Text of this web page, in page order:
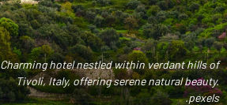
Charming hotel nestled within verdant hills of
Tivoli, Italy, offering serene natural beauty.
.pexels